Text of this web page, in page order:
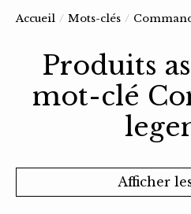
Accueil / Mots-clés /
Produits
mot-clé
Afficher